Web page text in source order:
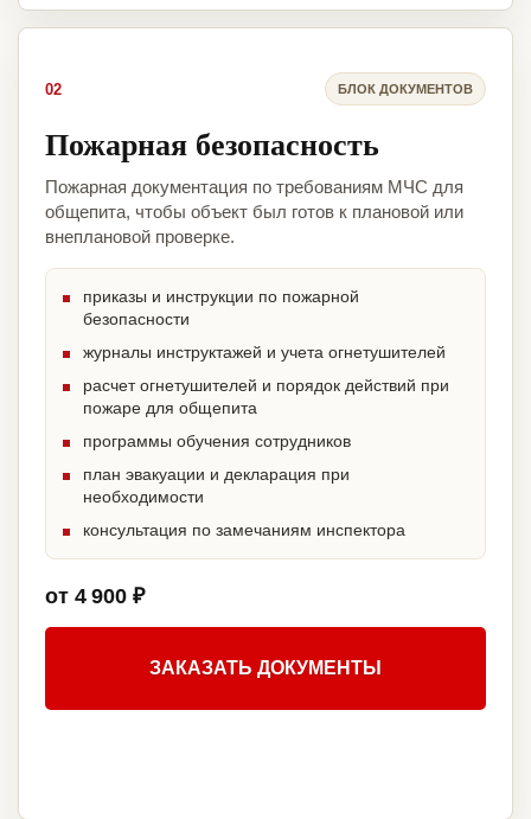
02 БЛОК ДОКУМЕНТОВ
Пожарная безопасность
Пожарная документация по требованиям МЧС для
общепита, чтобы объект был готов к плановой или
внеплановой проверке.
приказы и инструкции по пожарной
безопасности
журналы инструктажей и учета огнетушителей
расчет огнетушителей и порядок действий при
пожаре для общепита
программы обучения сотрудников
план эвакуации и декларация при
необходимости
консультация по замечаниям инспектора
от 4 900 ₽
ЗАКАЗАТЬ ДОКУМЕНТЫ